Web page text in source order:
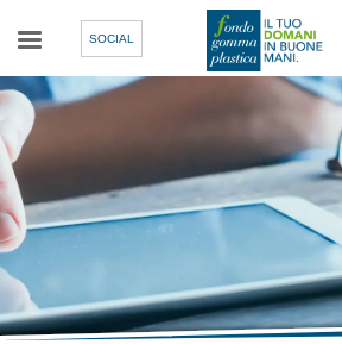
SOCIAL